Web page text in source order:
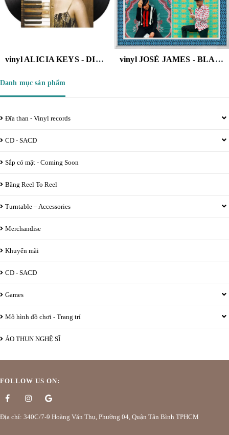
vinyl ALICIA KEYS - DIARY OF ALICIA KEYS ( 2 LP ) vinyl JOSÉ JAMES - BLACKMAGIC (10TH ANNIVERSARY EDITION)
Danh mục sản phẩm
Đĩa than - Vinyl records
CD - SACD
Sắp có mặt - Coming Soon
Băng Reel To Reel
Turntable – Accessories
Merchandise
Khuyến mãi
CD - SACD
Games
Mô hình đồ chơi - Trang trí
ÁO THUN NGHỆ SĨ
FOLLOW US ON:
Địa chỉ: 340C/7-9 Hoàng Văn Thụ, Phường 04, Quận Tân Bình TPHCM